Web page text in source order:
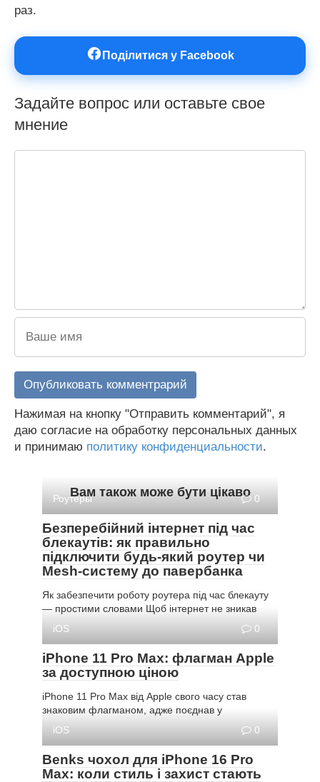
раз.
Поділитися у Facebook
Задайте вопрос или оставьте свое
мнение
Нажимая на кнопку "Отправить комментарий", я
даю согласие на обработку персональных данных
и принимаю политику конфиденциальности.
Вам також може бути цікаво
Роутеры 0
Безперебійний інтернет під час
блекаутів: як правильно
підключити будь-який роутер чи
Mesh-систему до павербанка
Як забезпечити роботу роутера під час блекауту
— простими словами Щоб інтернет не зникав
iOS
0
iPhone 11 Pro Max: флагман Apple
за доступною ціною
iPhone 11 Pro Max від Apple свого часу став
знаковим флагманом, адже поєднав у
iOS
0
Benks чохол для iPhone 16 Pro
Max: коли стиль і захист стають